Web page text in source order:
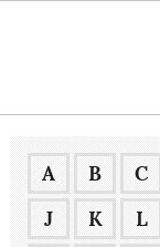
A B C
J
K L